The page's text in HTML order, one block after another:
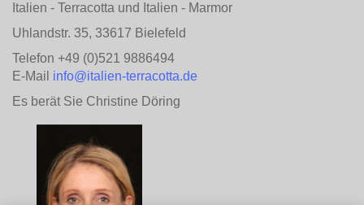
Italien - Terracotta und Italien - Marmor
Uhlandstr. 35, 33617 Bielefeld
Telefon +49 (0)521 9886494
E-Mail info@italien-terracotta.de
Es berät Sie Christine Döring